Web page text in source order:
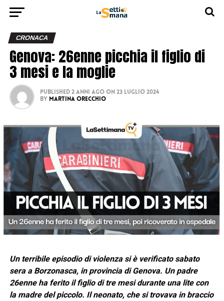
CRONACA
Genova: 26enne picchia il figlio di
3 mesi e la moglie
Published 2 anni ago on 23 Luglio 2024
By Martina Orecchio
Un terribile episodio di violenza si è verificato sabato
sera a Borzonasca, in provincia di Genova. Un padre
26enne ha ferito il figlio di tre mesi durante una lite con
la madre del piccolo. Il neonato, che si trovava in braccio